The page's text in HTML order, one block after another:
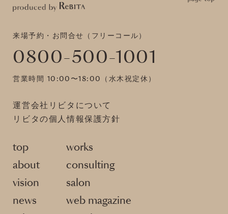
来場予約・お問合せ（フリーコール）
0800-500-1001
営業時間 10:00〜18:00（水木祝定休）
運営会社リビタについて
リビタの個人情報保護方針
top
works
about
consulting
vision
salon
news
web magazine